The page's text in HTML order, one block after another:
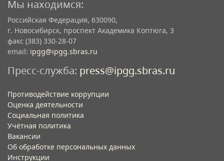
государственный университет, 1998
Научные интересы:
Теория электрических и
электромагнитных зондирований
геологических сред​
Численные методы решений прямых и
обратных задач электродинамики
данных скважинной электрометрии
Геофизические методы исследований
нефтегазовых скважин
Параллельные вычисления на
каротажа​
Мы находимся:
Российская Федерация, 630090,
г. Новосибирск, проспект Академика Коптюга, 3
факс (383) 330-28-07
email: ipgg@ipgg.sbras.ru
Пресс-служба: press@ipgg.sbras.ru
Противодействие коррупции
Оценка деятельности
Социальная политика
Учётная политика​
Вакансии​
Об обработке персональных данных​
Инструкции​